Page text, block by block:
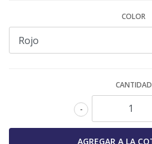
COLOR
CANTIDAD
-